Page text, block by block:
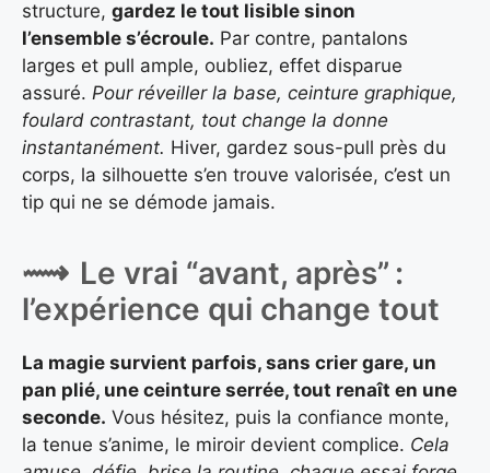
structure, gardez le tout lisible sinon
l’ensemble s’écroule. Par contre, pantalons
larges et pull ample, oubliez, effet disparue
assuré. Pour réveiller la base, ceinture graphique,
foulard contrastant, tout change la donne
instantanément. Hiver, gardez sous-pull près du
corps, la silhouette s’en trouve valorisée, c’est un
tip qui ne se démode jamais.
Le vrai “avant, après” :
l’expérience qui change tout
La magie survient parfois, sans crier gare, un
pan plié, une ceinture serrée, tout renaît en une
seconde. Vous hésitez, puis la confiance monte,
la tenue s’anime, le miroir devient complice. Cela